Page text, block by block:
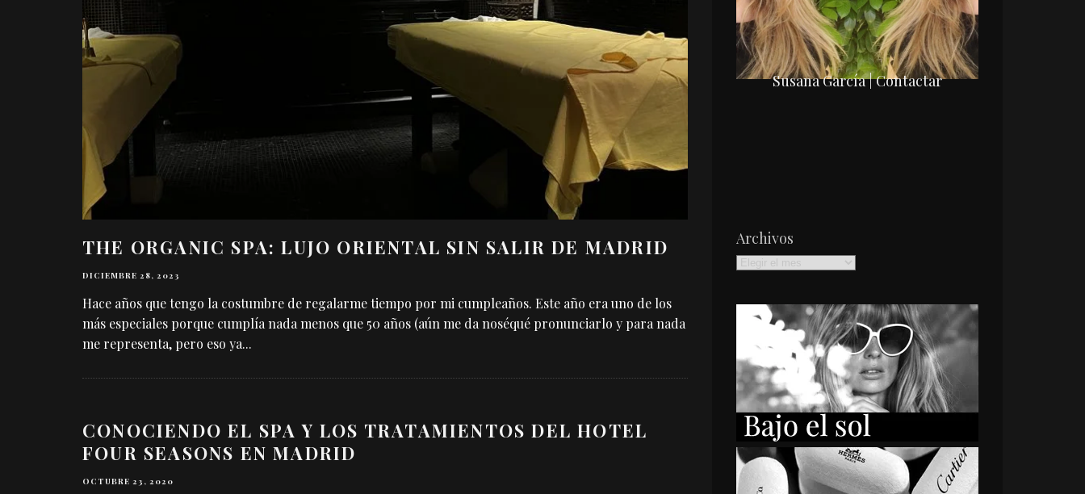
THE ORGANIC SPA: LUJO ORIENTAL SIN SALIR DE MADRID
DICIEMBRE 28, 2023
Hace años que tengo la costumbre de regalarme tiempo por mi cumpleaños. Este año era uno de los
más especiales porque cumplía nada menos que 50 años (aún me da noséqué pronunciarlo y para nada
me representa, pero eso ya...
CONOCIENDO EL SPA Y LOS TRATAMIENTOS DEL HOTEL
FOUR SEASONS EN MADRID
OCTUBRE 23, 2020
Susana García | Contactar
Archivos